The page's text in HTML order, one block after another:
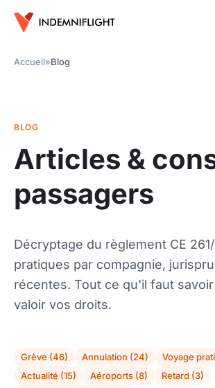
Accueil»Blog
BLOG
Articles &
passagers
Décryptage du règlement CE
pratiques par compagnie,
récentes. Tout ce qu'il faut
valoir vos droits.
Grève (46) Annulation (24)
Voyage
Actualité (15)
Aéroports (8)
Retard (3)